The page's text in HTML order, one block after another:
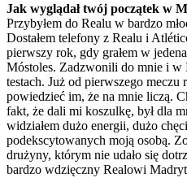
Jak wyglądał twój początek w
Przybyłem do Realu w bardzo
Dostałem telefony z Realu i
pierwszy rok, gdy grałem w
Móstoles. Zadzwonili do mnie i w
testach. Już od pierwszego
powiedzieć im, że na mnie liczą.
fakt, że dali mi koszulkę, był dla
widziałem dużo energii, dużo
podekscytowanych moją osobą.
drużyny, którym nie udało się
bardzo wdzięczny Realowi